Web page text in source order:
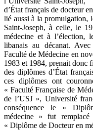
d’État français de docteur
lié aussi à la promulgation,
Saint-Joseph, à celle, le
médecine et à l’élection,
libanais au décanat.
Faculté de Médecine en
1983 et 1984, prenait donc
des diplômes d’État
ces diplômes ont
« Faculté Française de
de l’USJ », Université
conséquence le «
médecine » fut
« Diplôme de Docteur en